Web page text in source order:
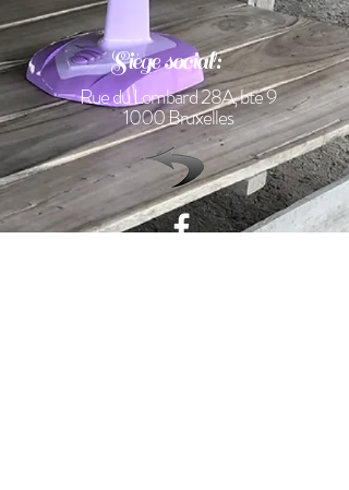
Siège social:
Rue du Lombard 28A, bte 9
1000 Bruxelles